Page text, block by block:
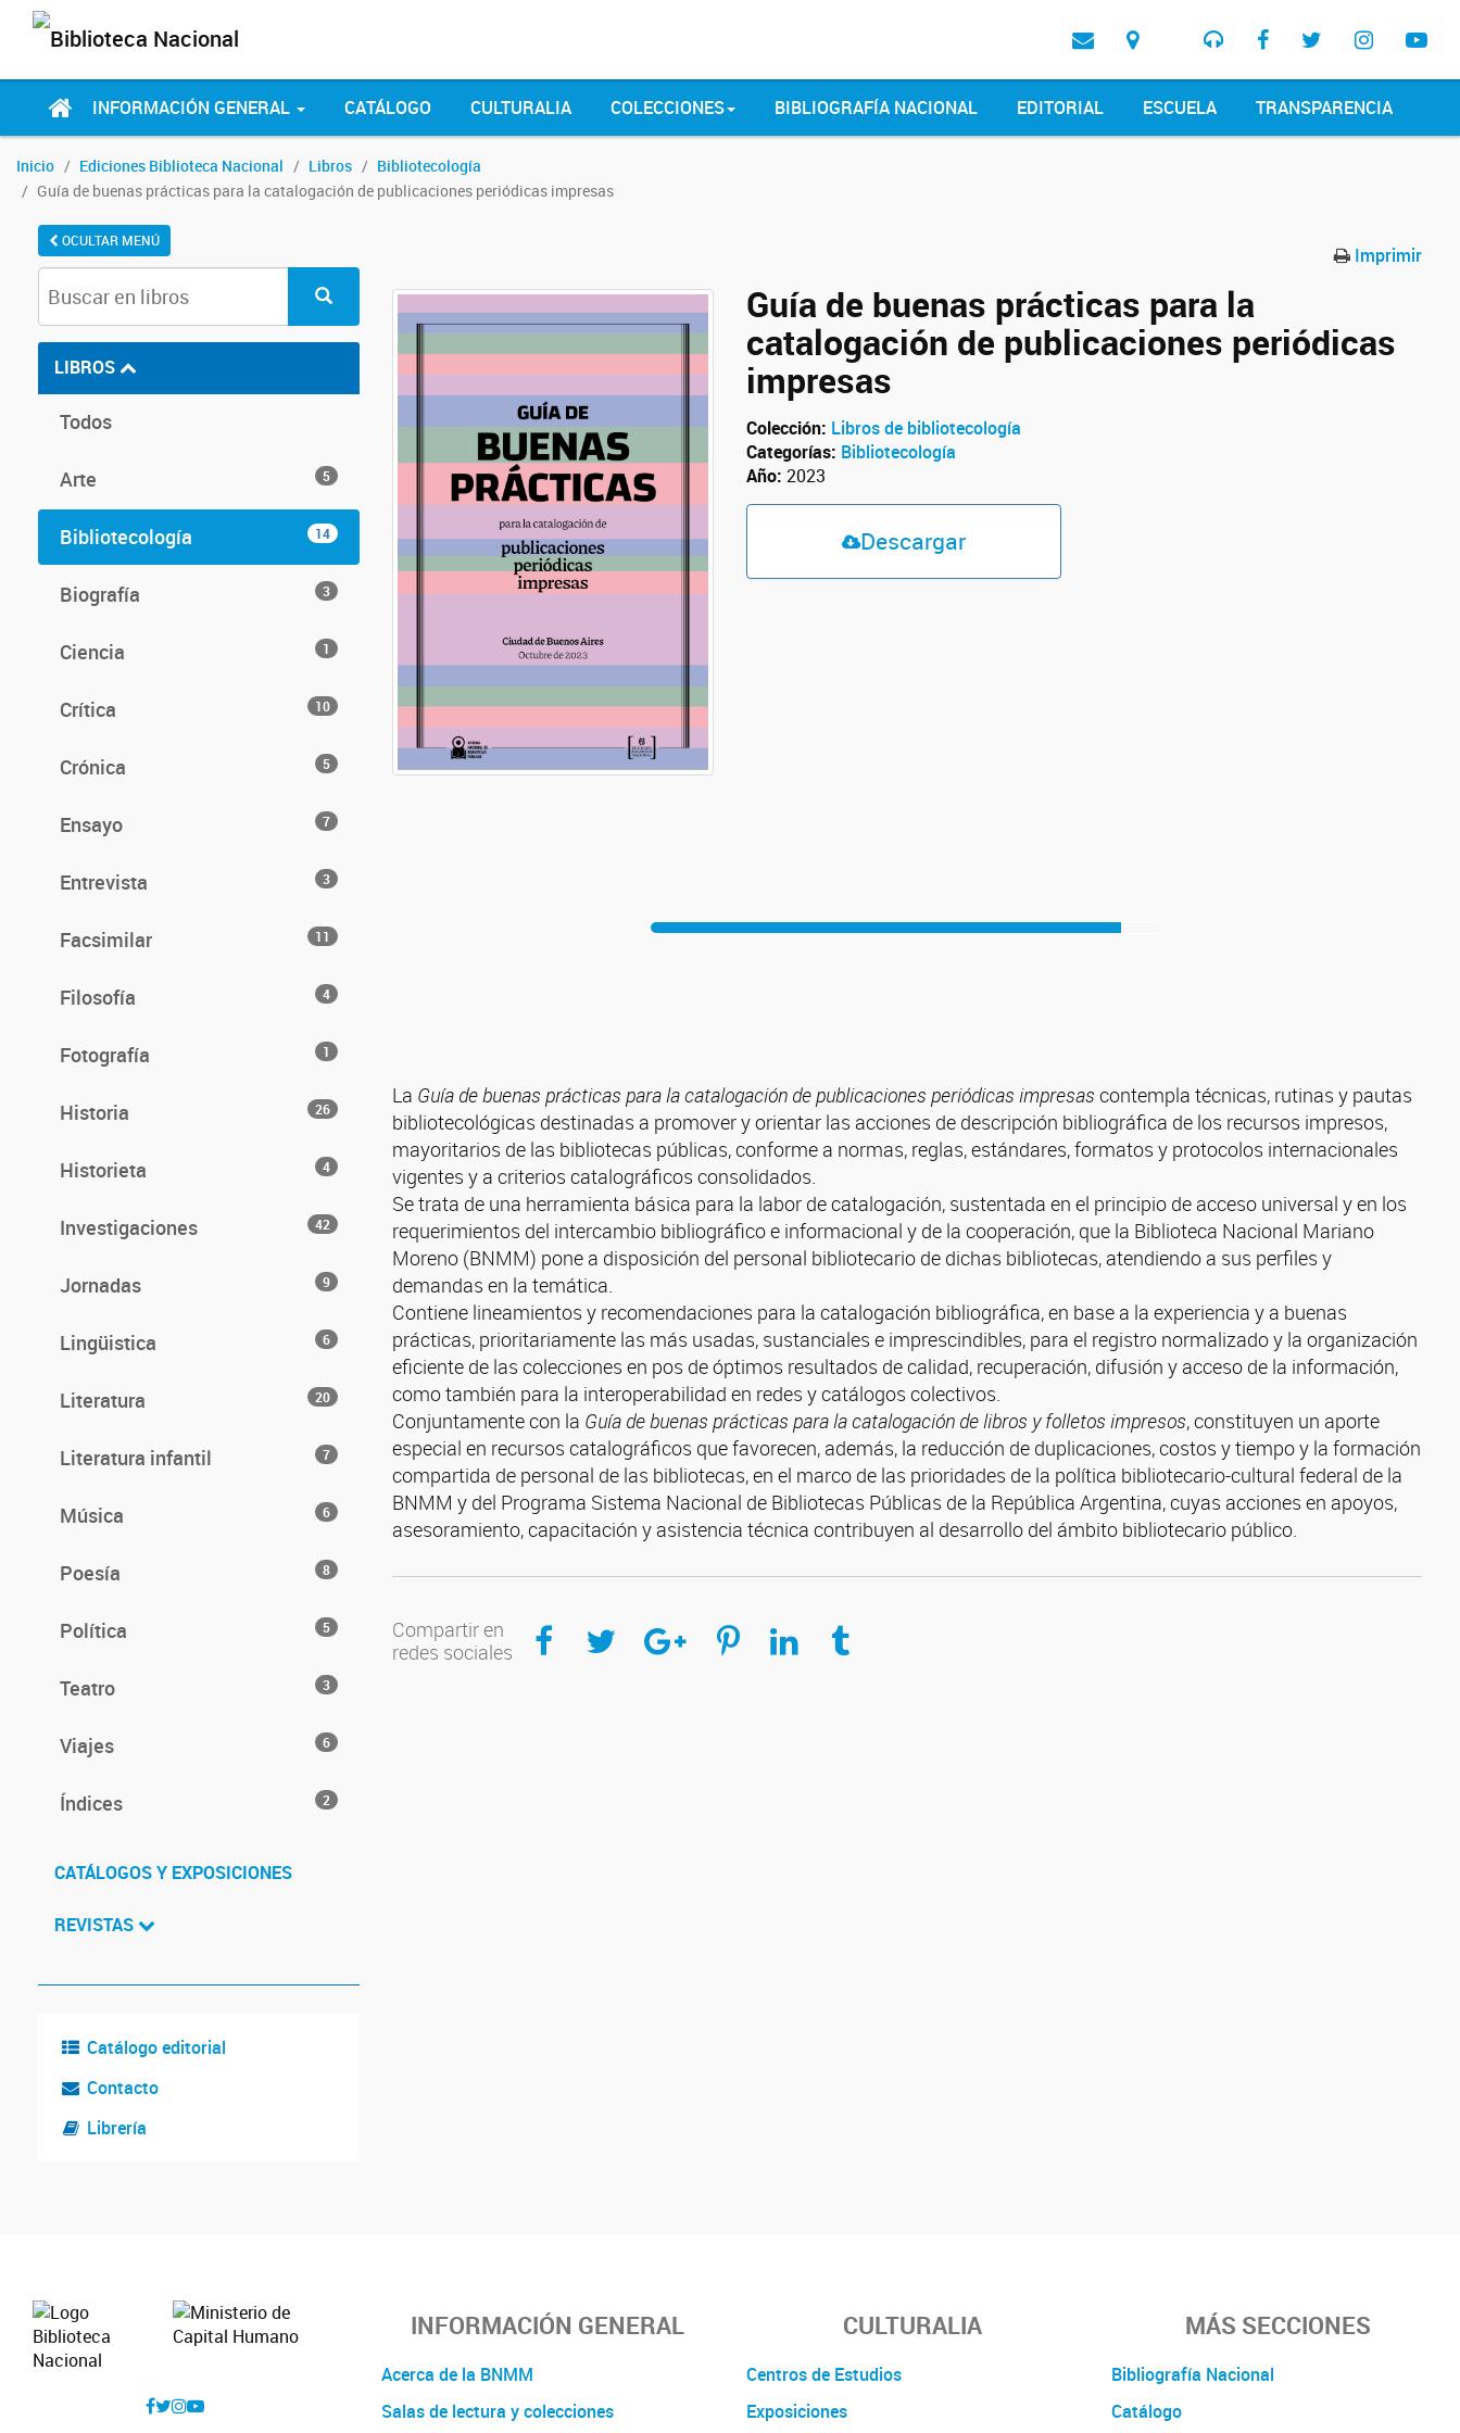
INFORMACIÓN GENERAL CATÁLOGO CULTURALIA COLECCIONES BIBLIOGRAFÍA NACIONAL EDITORIAL ESCUELA TRANSPARENCIA
Inicio Ediciones Biblioteca Nacional Libros
Bibliotecología
Guía de buenas prácticas para la catalogación de publicaciones periódicas impresas
OCULTAR MENÚ
LIBROS
Todos
Arte 5
Bibliotecología 14
Biografía 3
Ciencia 1
Crítica 10
Crónica 5
Ensayo 7
Entrevista 3
Facsimilar 11
Filosofía 4
Fotografía 1
Historia 26
Historieta 4
Investigaciones 42
Jornadas 9
Lingüistica 6
Literatura 20
Literatura infantil 7
Música 6
Poesía 8
Política 5
Teatro 3
Viajes 6
Índices 2
CATÁLOGOS Y EXPOSICIONES
REVISTAS
Catálogo editorial
Contacto
Librería
Imprimir
Guía de buenas prácticas para la
catalogación de publicaciones periódicas
impresas
Colección: Libros de bibliotecología
Categorías: Bibliotecología
Año: 2023
Descargar
La Guía de buenas prácticas para la catalogación de publicaciones periódicas impresas contempla técnicas, rutinas y pautas
bibliotecológicas destinadas a promover y orientar las acciones de descripción bibliográfica de los recursos impresos,
mayoritarios de las bibliotecas públicas, conforme a normas, reglas, estándares, formatos y protocolos internacionales
vigentes y a criterios catalográficos consolidados.
Se trata de una herramienta básica para la labor de catalogación, sustentada en el principio de acceso universal y en los
requerimientos del intercambio bibliográfico e informacional y de la cooperación, que la Biblioteca Nacional Mariano
Moreno (BNMM) pone a disposición del personal bibliotecario de dichas bibliotecas, atendiendo a sus perfiles y
demandas en la temática.
Contiene lineamientos y recomendaciones para la catalogación bibliográfica, en base a la experiencia y a buenas
prácticas, prioritariamente las más usadas, sustanciales e imprescindibles, para el registro normalizado y la organización
eficiente de las colecciones en pos de óptimos resultados de calidad, recuperación, difusión y acceso de la información,
como también para la interoperabilidad en redes y catálogos colectivos.
Conjuntamente con la Guía de buenas prácticas para la catalogación de libros y folletos impresos, constituyen un aporte
especial en recursos catalográficos que favorecen, además, la reducción de duplicaciones, costos y tiempo y la formación
compartida de personal de las bibliotecas, en el marco de las prioridades de la política bibliotecario-cultural federal de la
BNMM y del Programa Sistema Nacional de Bibliotecas Públicas de la República Argentina, cuyas acciones en apoyos,
asesoramiento, capacitación y asistencia técnica contribuyen al desarrollo del ámbito bibliotecario público.
Compartir en
redes sociales
Compartir en Facebook Compartir en Twitter Compartir en Google Plus Compartir en Pinterest Compartir en Linkedin Compartir en Tumblr
INFORMACIÓN GENERAL
Acerca de la BNMM
Salas de lectura y colecciones
CULTURALIA
Centros de Estudios
Exposiciones
MÁS SECCIONES
Bibliografía Nacional
Catálogo